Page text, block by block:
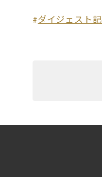
#ダイジェスト